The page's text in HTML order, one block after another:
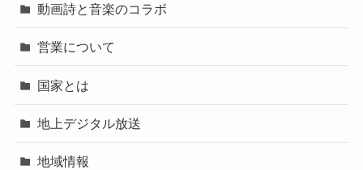
動画詩と音楽のコラボ
営業について
国家とは
地上デジタル放送
地域情報